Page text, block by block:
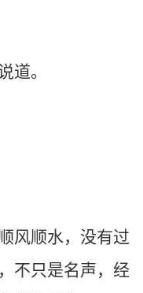
。
顺水，没有过
不只是名声，经